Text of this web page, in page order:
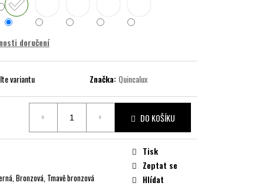
doručení
variantu Značka: Quincalux
DO KOŠÍKU
Bronzová, Tmavě bronzová
Tisk
Zeptat se
Hlídat